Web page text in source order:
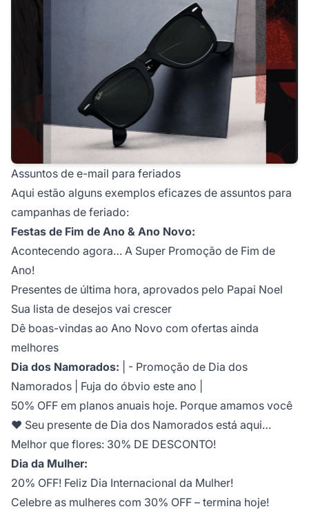
Assuntos de e-mail para feriados
Aqui estão alguns exemplos eficazes de assuntos para
campanhas de feriado:
Festas de Fim de Ano & Ano Novo:
Acontecendo agora… A Super Promoção de Fim de
Ano!
Presentes de última hora, aprovados pelo Papai Noel
Sua lista de desejos vai crescer
Dê boas-vindas ao Ano Novo com ofertas ainda
melhores
Dia dos Namorados: | - Promoção de Dia dos
Namorados | Fuja do óbvio este ano |
50% OFF em planos anuais hoje. Porque amamos você
♥ Seu presente de Dia dos Namorados está aqui…
Melhor que flores: 30% DE DESCONTO!
Dia da Mulher:
20% OFF! Feliz Dia Internacional da Mulher!
Celebre as mulheres com 30% OFF – termina hoje!